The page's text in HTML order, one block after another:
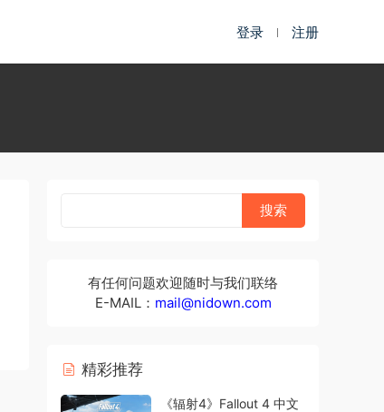
登录 注册
有任何问题欢迎随时与我们联络
E-MAIL： mail@nidown.com
精彩推荐
《辐射4》Fallout 4 中文